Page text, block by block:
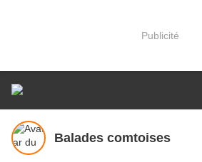
Publicité
Balades comtoises